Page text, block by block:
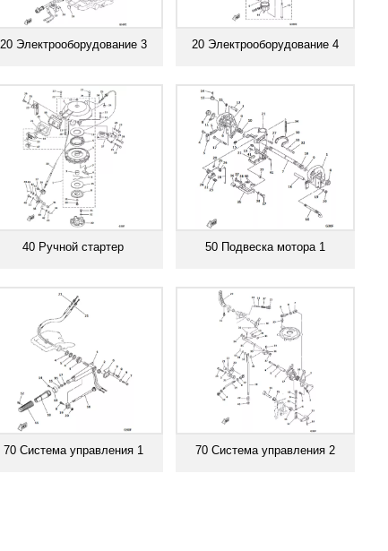
20 Электрооборудование 3 20 Электрооборудование 4
40 Ручной стартер 50 Подвеска мотора 1
70 Система управления 1 70 Система управления 2